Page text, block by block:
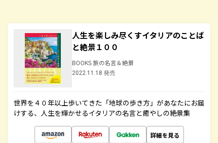
人生を楽しみ尽くすイタリアのことば
と絶景１００
BOOKS 旅の名言＆絶景
2022.11.18 発売
世界を４０年以上歩いてきた「地球の歩き方」があなたにお届
けする、人生を輝かせるイタリアの名言と癒やしの絶景集
詳細を見る